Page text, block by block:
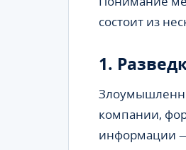
состоит из
1.
компании,
информации